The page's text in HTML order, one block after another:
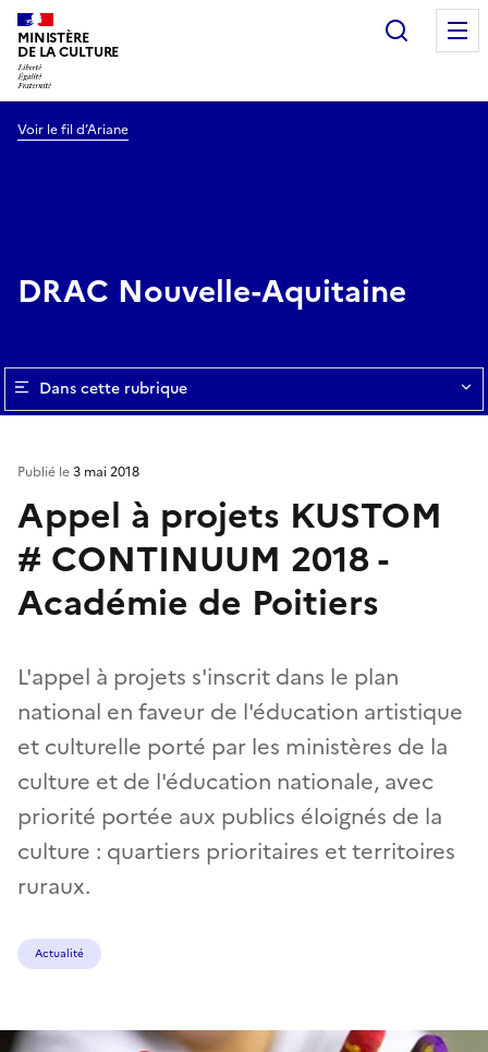
MINISTÈRE
DE LA CULTURE
Voir le fil d’Ariane
DRAC Nouvelle-Aquitaine
Dans cette rubrique
Appel à projets KUSTOM
# CONTINUUM 2018 -
Académie de Poitiers
L'appel à projets s'inscrit dans le plan
national en faveur de l'éducation artistique
et culturelle porté par les ministères de la
culture et de l'éducation nationale, avec
priorité portée aux publics éloignés de la
culture : quartiers prioritaires et territoires
ruraux.
Publié le3 mai 2018
Actualité